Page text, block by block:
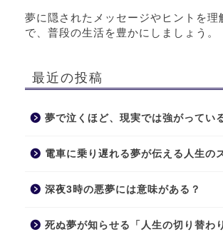
夢に隠されたメッセージやヒントを理
で、普段の生活を豊かにしましょう。
最近の投稿
夢で泣くほど、現実では強がってい
電車に乗り遅れる夢が伝える人生の
深夜3時の悪夢には意味がある？
死ぬ夢が知らせる「人生の切り替わ